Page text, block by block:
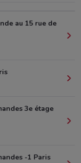
au 15 rue de
3e étage
-1 Paris